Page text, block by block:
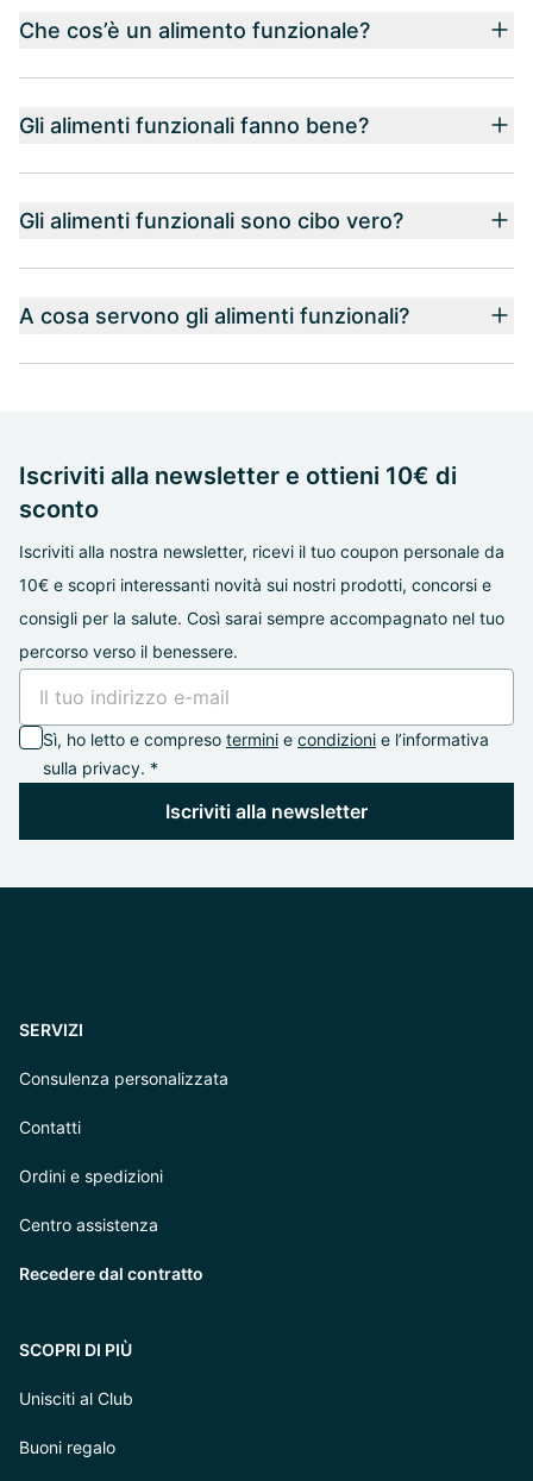
Che cos’è un alimento funzionale?
Gli alimenti funzionali fanno bene?
Gli alimenti funzionali sono cibo vero?
A cosa servono gli alimenti funzionali?
Iscriviti alla newsletter e ottieni 10€ di
sconto
Iscriviti alla nostra newsletter, ricevi il tuo coupon personale da
10€ e scopri interessanti novità sui nostri prodotti, concorsi e
consigli per la salute. Così sarai sempre accompagnato nel tuo
percorso verso il benessere.
Sì, ho letto e compreso termini e condizioni e l’informativa
sulla privacy. *
Iscriviti alla newsletter
SERVIZI
Consulenza personalizzata
Contatti
Ordini e spedizioni
Centro assistenza
Recedere dal contratto
SCOPRI DI PIÙ
Unisciti al Club
Buoni regalo